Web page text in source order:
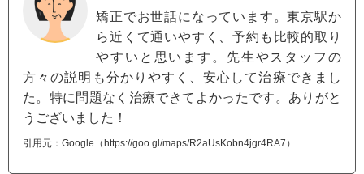
矯正でお世話になっています。東京駅か
ら近くて通いやすく、予約も比較的取り
やすいと思います。先生やスタッフの
方々の説明も分かりやすく、安心して治療できまし
た。特に問題なく治療できてよかったです。ありがと
うございました！
引用元：Google（https://goo.gl/maps/R2aUsKobn4jgr4RA7）